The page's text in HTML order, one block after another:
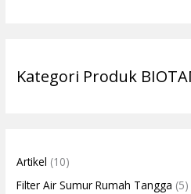
Kategori Produk
Artikel (10)
Filter Air Sumur Rumah Tangga (5)